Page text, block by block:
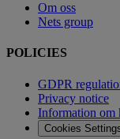
Om oss
Nets group
POLICIES
GDPR
Privacy notice
Information om
Cookies